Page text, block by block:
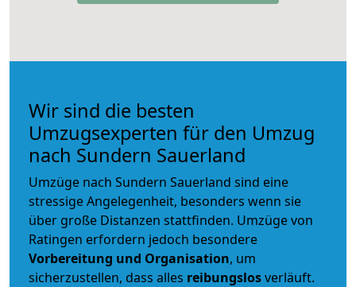
Wir sind die besten
Umzugsexperten für den Umzug
nach Sundern Sauerland
Umzüge nach Sundern Sauerland sind eine
stressige Angelegenheit, besonders wenn sie
über große Distanzen stattfinden. Umzüge von
Ratingen erfordern jedoch besondere
Vorbereitung und Organisation, um
sicherzustellen, dass alles reibungslosverläuft.